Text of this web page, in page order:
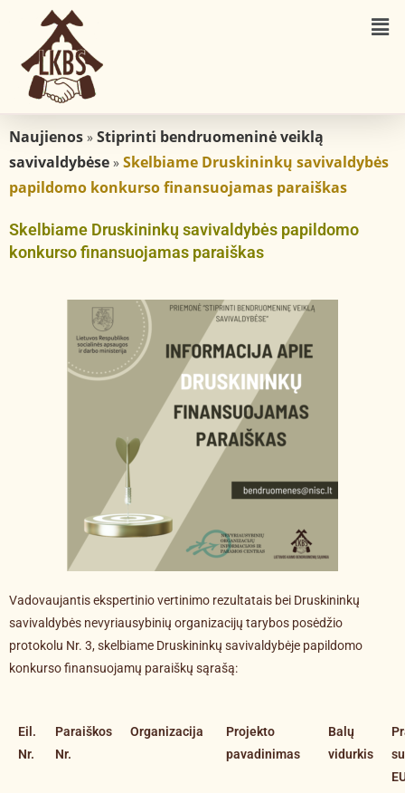
Naujienos » Stiprinti bendruomeninė veiklą
savivaldybėse » Skelbiame Druskininkų savivaldybės
papildomo konkurso finansuojamas paraiškas
Skelbiame Druskininkų savivaldybės papildomo
konkurso finansuojamas paraiškas
Vadovaujantis ekspertinio vertinimo rezultatais bei Druskininkų
savivaldybės nevyriausybinių organizacijų tarybos posėdžio
protokolu Nr. 3, skelbiame Druskininkų savivaldybėje papildomo
konkurso finansuojamų paraiškų sąrašą:
Eil.
Nr.
Paraiškos
Nr.
Organizacija
Projekto
pavadinimas
Balų
vidurkis